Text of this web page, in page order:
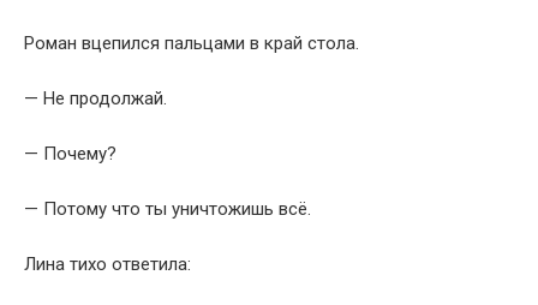
Роман вцепился пальцами в край стола.
— Не продолжай.
— Почему?
— Потому что ты уничтожишь всё.
Лина тихо ответила: